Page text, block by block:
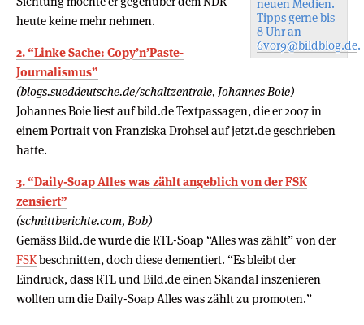
neuen Medien.
Tipps gerne bis
8 Uhr an
6vor9@bildblog.de.
heute keine mehr nehmen.
2. “Linke Sache: Copy’n’Paste-
Journalismus”
(blogs.sueddeutsche.de/schaltzentrale, Johannes Boie)
Johannes Boie liest auf bild.de Textpassagen, die er 2007 in
einem Portrait von Franziska Drohsel auf jetzt.de geschrieben
hatte.
3. “Daily-Soap Alles was zählt angeblich von der FSK
zensiert”
(schnittberichte.com, Bob)
Gemäss Bild.de wurde die RTL-Soap “Alles was zählt” von der
FSKbeschnitten, doch diese dementiert. “Es bleibt der
Eindruck, dass RTL und Bild.de einen Skandal inszenieren
wollten um die Daily-Soap Alles was zählt zu promoten.”